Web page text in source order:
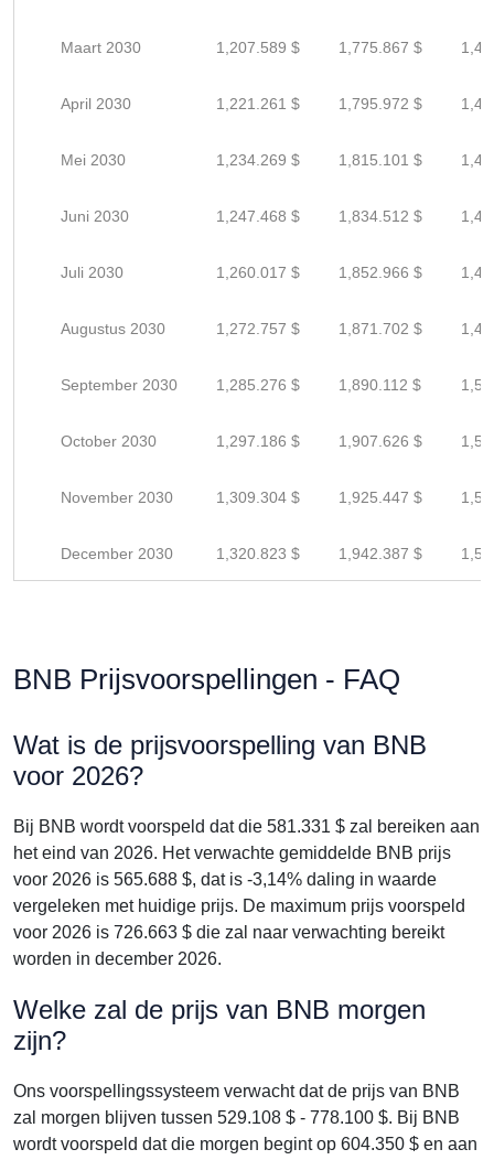
Maart 2030 1,207.589 $ 1,775.867 $
April 2030 1,221.261 $ 1,795.972 $
Mei 2030 1,234.269 $ 1,815.101 $
Juni 2030 1,247.468 $ 1,834.512 $
Juli 2030 1,260.017 $ 1,852.966 $
Augustus 2030 1,272.757 $ 1,871.702 $
September 2030 1,285.276 $ 1,890.112 $
October 2030 1,297.186 $ 1,907.626 $
November 2030 1,309.304 $ 1,925.447 $
December 2030 1,320.823 $ 1,942.387 $
BNB Prijsvoorspellingen - FAQ
Wat is de prijsvoorspelling van BNB
voor 2026?
Bij BNB wordt voorspeld dat die 581.331 $ zal bereiken aan
het eind van 2026. Het verwachte gemiddelde BNB prijs
voor 2026 is 565.688 $, dat is -3,14% daling in waarde
vergeleken met huidige prijs. De maximum prijs voorspeld
voor 2026 is 726.663 $ die zal naar verwachting bereikt
worden in december 2026.
Welke zal de prijs van BNB morgen
zijn?
Ons voorspellingssysteem verwacht dat de prijs van BNB
zal morgen blijven tussen 529.108 $ - 778.100 $. Bij BNB
wordt voorspeld dat die morgen begint op 604.350 $ en aan